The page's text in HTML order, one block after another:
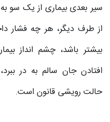
سیر بعدی بیماری از یک سو
از طرف دیگر، هر چه فشار
بیشتر باشد، چشم انداز
افتادن جان سالم به در
حالت رویشی قانون است.